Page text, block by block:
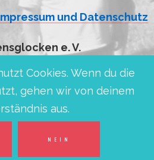
und Datenschutz
e. V.
Cookies. Wenn du die
gehen wir von deinem
aus.
NEIN